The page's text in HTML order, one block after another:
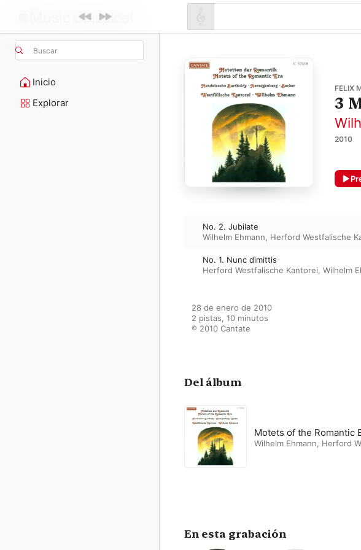
Buscar
Inicio
Explorar
FELIX
3
2010
No. 2. Jubilate
Wilhelm Ehmann, Herford Westfalische
No. 1. Nunc dimittis
Herford Westfalische Kantorei, Wilhelm
28 de enero de 2010
2 pistas, 10 minutos
℗ 2010 Cantate
Del álbum
Motets of the Romantic
Wilhelm Ehmann, Herford
En esta grabación